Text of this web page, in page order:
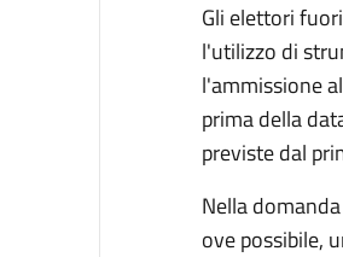
Gli elettori
l'utilizzo di
l'ammissione
prima della
previste dal
Nella
ove possibile,